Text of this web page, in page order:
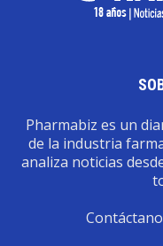
Pharmabiz es un
de la industria
analiza noticias